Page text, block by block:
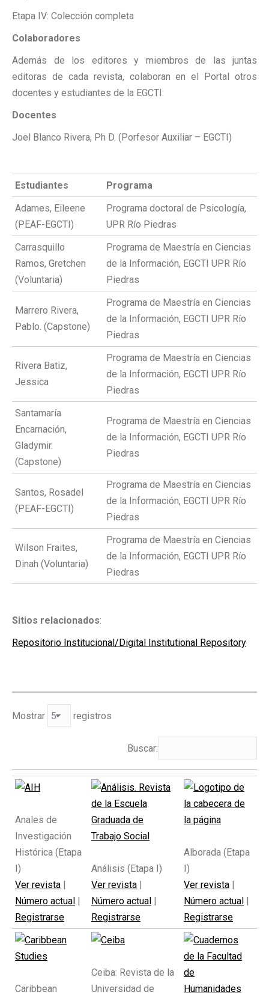
Etapa IV: Colección completa
Colaboradores
Además de los editores y miembros de las juntas
editoras de cada revista, colaboran en el Portal otros
docentes y estudiantes de la EGCTI:
Docentes
Joel Blanco Rivera, Ph D. (Porfesor Auxiliar – EGCTI)
Estudiantes
Programa
Adames, Eileene
(PEAF-EGCTI)
Programa doctoral de Psicología,
UPR Río Piedras
Carrasquillo
Ramos, Gretchen
(Voluntaria)
Programa de Maestría en Ciencias
de la Información, EGCTI UPR Río
Piedras
Marrero Rivera,
Pablo. (Capstone)
Programa de Maestría en Ciencias
de la Información, EGCTI UPR Río
Piedras
Rivera Batiz,
Jessica
Programa de Maestría en Ciencias
de la Información, EGCTI UPR Río
Piedras
Santamaría
Encarnación,
Gladymir.
(Capstone)
Programa de Maestría en Ciencias
de la Información, EGCTI UPR Río
Piedras
Santos, Rosadel
(PEAF-EGCTI)
Programa de Maestría en Ciencias
de la Información, EGCTI UPR Río
Piedras
Wilson Fraites,
Dinah (Voluntaria)
Programa de Maestría en Ciencias
de la Información, EGCTI UPR Río
Piedras
Sitios relacionados:
Repositorio Institucional/Digital Institutional Repository
Mostrar registros
Buscar:
Anales de
Investigación
Histórica (Etapa
I)
Ver revista |
Número actual |
Registrarse
Análisis (Etapa I)
Ver revista |
Número actual |
Registrarse
Alborada (Etapa
I)
Ver revista |
Número actual |
Registrarse
Caribbean
Ceiba: Revista de la
Universidad de